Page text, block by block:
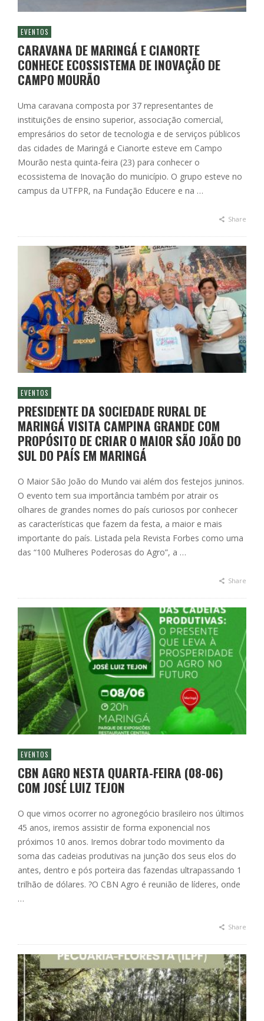
EVENTOS
CARAVANA DE MARINGÁ E CIANORTE
CONHECE ECOSSISTEMA DE INOVAÇÃO DE
CAMPO MOURÃO
Uma caravana composta por 37 representantes de
instituições de ensino superior, associação comercial,
empresários do setor de tecnologia e de serviços públicos
das cidades de Maringá e Cianorte esteve em Campo
Mourão nesta quinta-feira (23) para conhecer o
ecossistema de Inovação do município. O grupo esteve no
campus da UTFPR, na Fundação Educere e na …
Share
EVENTOS
PRESIDENTE DA SOCIEDADE RURAL DE
MARINGÁ VISITA CAMPINA GRANDE COM
PROPÓSITO DE CRIAR O MAIOR SÃO JOÃO DO
SUL DO PAÍS EM MARINGÁ
O Maior São João do Mundo vai além dos festejos juninos.
O evento tem sua importância também por atrair os
olhares de grandes nomes do país curiosos por conhecer
as características que fazem da festa, a maior e mais
importante do país. Listada pela Revista Forbes como uma
das “100 Mulheres Poderosas do Agro”, a …
Share
EVENTOS
CBN AGRO NESTA QUARTA-FEIRA (08-06)
COM JOSÉ LUIZ TEJON
O que vimos ocorrer no agronegócio brasileiro nos últimos
45 anos, iremos assistir de forma exponencial nos
próximos 10 anos. Iremos dobrar todo movimento da
soma das cadeias produtivas na junção dos seus elos do
antes, dentro e pós porteira das fazendas ultrapassando 1
trilhão de dólares. ?O CBN Agro é reunião de líderes, onde
…
Share